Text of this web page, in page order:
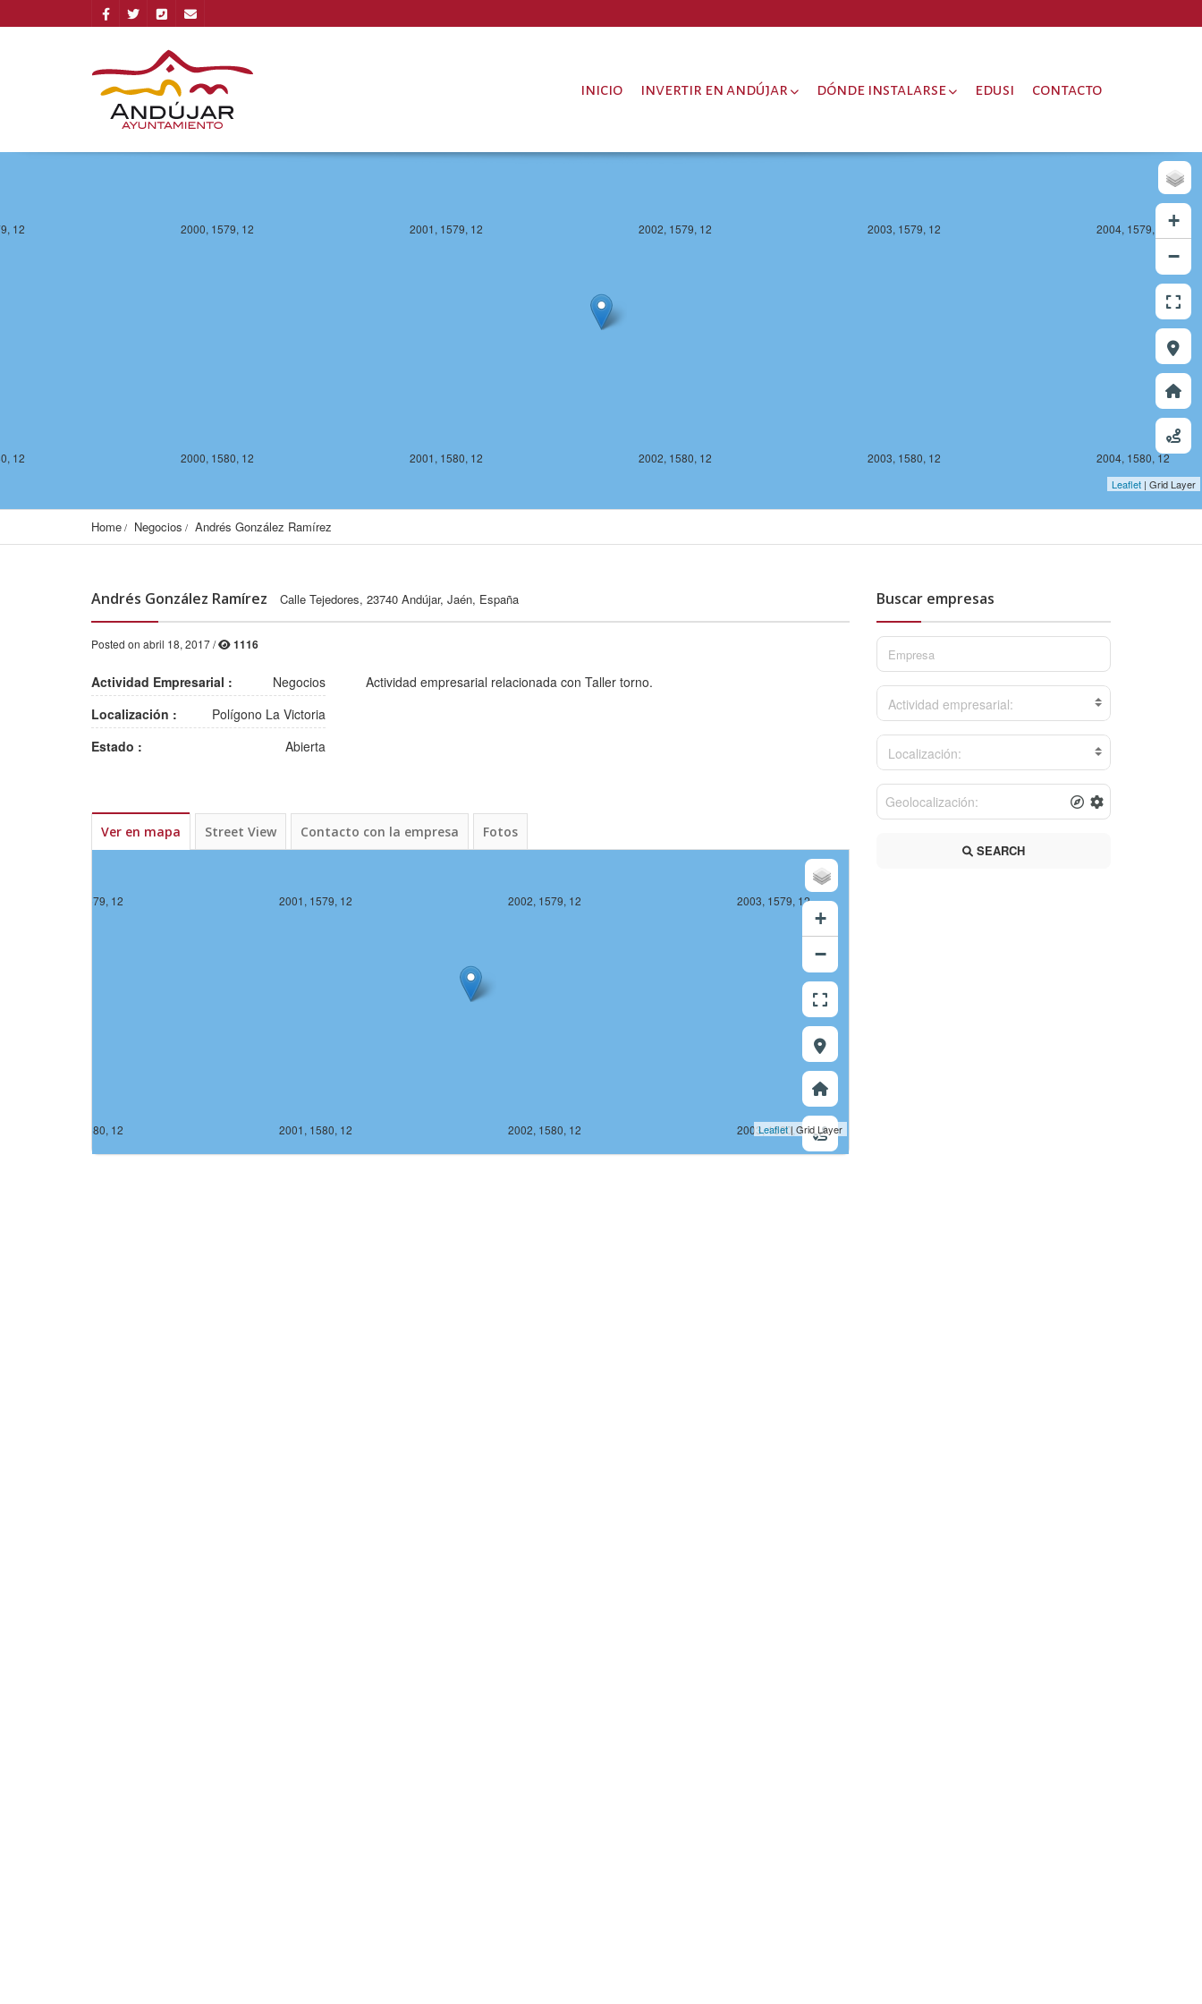
inicio invertir en andújar dónde instalarse edusi contacto
2001, 1579, 12 2002, 1579, 12
2001, 1580, 12 2002, 1580, 12
2000, 1579, 12 2003, 1579, 12
2000, 1580, 12 2003, 1580, 12
12 2004, 1579, 12
12 2004, 1580, 12
+
−
Leaflet | Grid Layer
Home Negocios Andrés González Ramírez
Andrés González Ramírez Calle Tejedores, 23740 Andújar, Jaén, España
Posted on abril 18, 2017 / 1116
Actividad Empresarial :
Negocios
Localización :
Polígono La Victoria
Estado :
Abierta
Actividad empresarial relacionada con Taller torno.
Ver en mapa Street View Contacto con la empresa Fotos
2001, 1579, 12 2002, 1579, 12
2001, 1580, 12 2002, 1580, 12
2000, 1579, 12 2003, 1579, 12
2000, 1580, 12 2003, 1580, 12
+
−
Leaflet| Grid Layer
Buscar empresas
Actividad empresarial:
Localización:
SEARCH